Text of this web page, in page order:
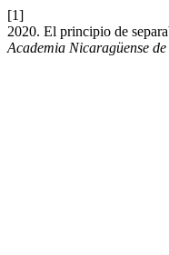
[1]
2020. El principio de
Academia Nicaragüense